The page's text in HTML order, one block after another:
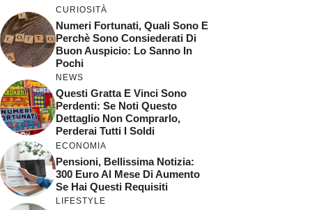
CURIOSITÀ
Numeri Fortunati, Quali Sono E
Perchè Sono Consiederati Di
Buon Auspicio: Lo Sanno In
Pochi
NEWS
Questi Gratta E Vinci Sono
Perdenti: Se Noti Questo
Dettaglio Non Comprarlo,
Perderai Tutti I Soldi
ECONOMIA
Pensioni, Bellissima Notizia:
300 Euro Al Mese Di Aumento
Se Hai Questi Requisiti
LIFESTYLE